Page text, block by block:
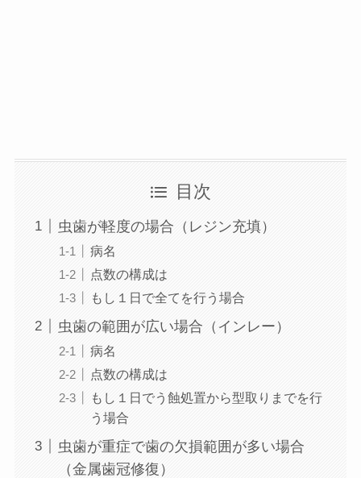
目次
虫歯が軽度の場合（レジン充填）
病名
点数の構成は
もし１日で全てを行う場合
虫歯の範囲が広い場合（インレー）
病名
点数の構成は
もし１日でう蝕処置から型取りまでを行
う場合
虫歯が重症で歯の欠損範囲が多い場合
（金属歯冠修復）